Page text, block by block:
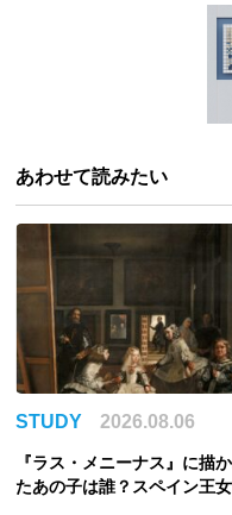
あわせて読みたい
STUDY 2026.08.06
『ラス・メニーナス』に描
たあの子は誰？スペイン王